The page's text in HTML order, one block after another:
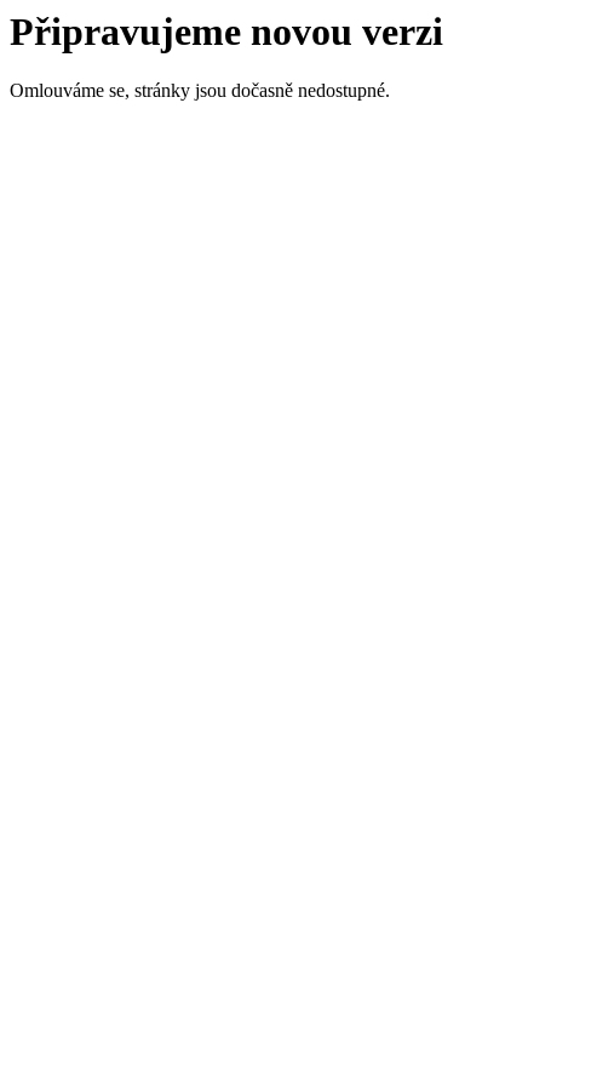
Připravujeme novou verzi
Omlouváme se, stránky jsou dočasně nedostupné.